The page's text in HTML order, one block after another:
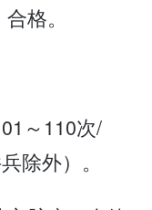
格。
～110次/
除外）。